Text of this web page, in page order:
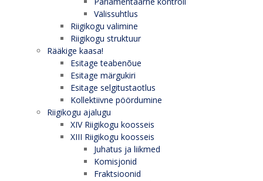
Välissuhtlus
Riigikogu valimine
Riigikogu struktuur
Rääkige kaasa!
Esitage teabenõue
Esitage märgukiri
Esitage selgitustaotlus
Kollektiivne pöördumine
Riigikogu ajalugu
XIV Riigikogu koosseis
XIII Riigikogu koosseis
Juhatus ja liikmed
Komisjonid
Fraktsioonid